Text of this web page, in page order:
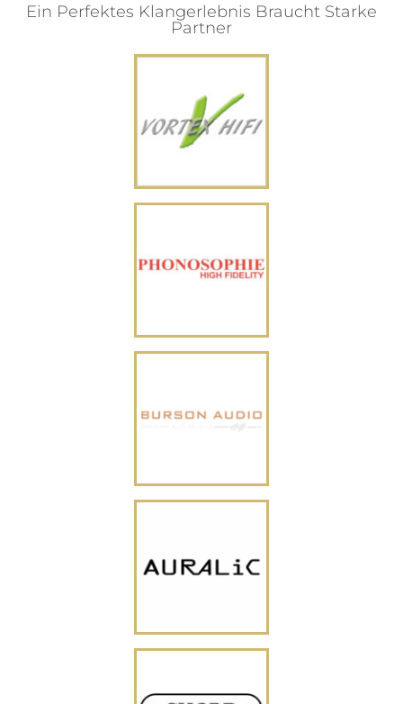
Ein Perfektes Klangerlebnis Braucht Starke
Partner